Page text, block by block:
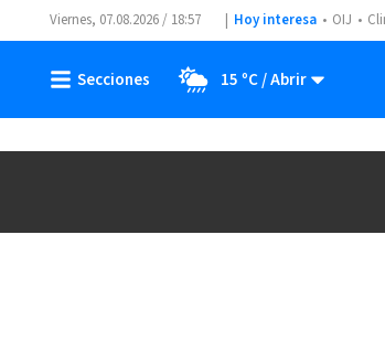
Viernes, 07.08.2026 / 18:57 Hoy interesa OIJ
15 ºC